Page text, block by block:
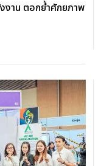
งาน ตอกย้ำศักยภาพ